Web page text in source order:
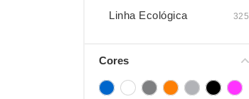
Linha Ecológica 325
Cores